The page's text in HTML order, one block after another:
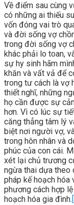
Về điểm sau cùng
có những ai thiếu
vốn đóng vai trò
và đời sống vợ
trong đời sống vợ
khác phải lo toan,
sự hy sinh hãm
khăn và vất vả để
trong tư cách là vợ
thiết nghĩ, những
họ cần được sự
hơn. Vì có lúc sự
căng thẳng tâm lý
biệt nơi người vợ,
trong hôn nhân và
phúc của con cái.
xét lại chủ trương
ngừa thai dựa theo
pháp kế hoạch hóa
phương cách hợp
hoạch hóa gia đình.